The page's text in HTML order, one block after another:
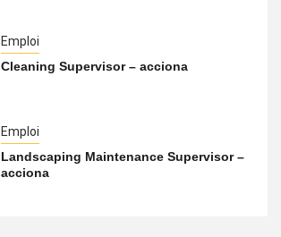
Emploi
Cleaning Supervisor – acciona
Emploi
Landscaping Maintenance Supervisor –
acciona